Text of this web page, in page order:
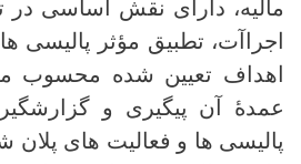
مالیه، دارای نقش اساسی در
اجراآت، تطبیق مؤثر
اهداف تعیین شده محسوب
عمدۀ آن پیگیری و
پالیسی ها و فعالیت های پلان